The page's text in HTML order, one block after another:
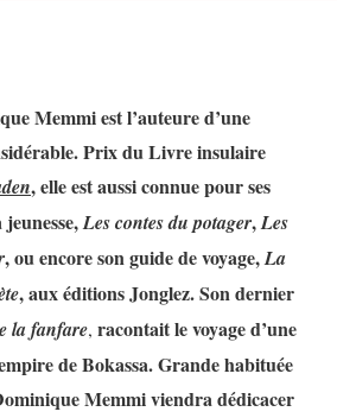
Memmi est l’auteure d’une
Prix du Livre insulaire
, elle est aussi connue pour ses
jeunesse,Les contes du potager,Les
, ou encore son guide de voyage,La
, aux éditions Jonglez.Son dernier
la fanfare, racontait le voyage d’une
de Bokassa.Grande habituée
Memmi viendra dédicacer